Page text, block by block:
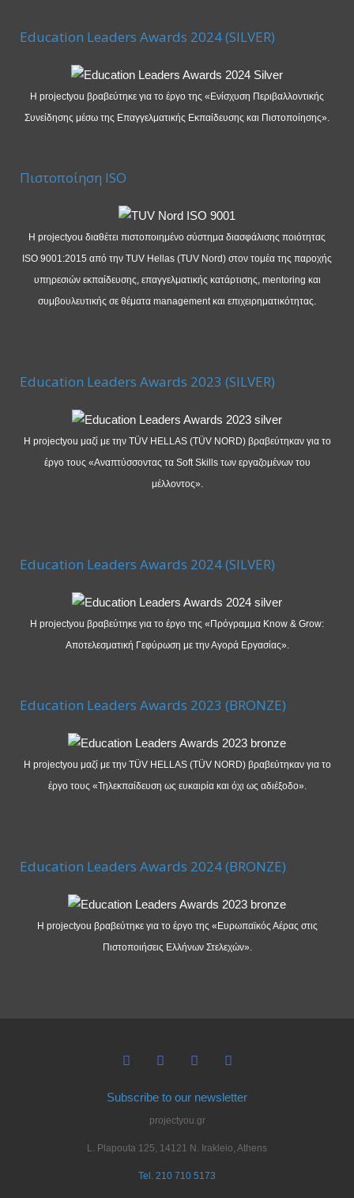
Education Leaders Awards 2024 (SILVER)
Η projectyou βραβεύτηκε για το έργο της «Ενίσχυση Περιβαλλοντικής
Συνείδησης μέσω της Επαγγελματικής Εκπαίδευσης και Πιστοποίησης».
Πιστοποίηση ISO
Η projectyou διαθέτει πιστοποιημένο σύστημα διασφάλισης ποιότητας
ISO 9001:2015 από την TUV Hellas (TUV Nord) στον τομέα της παροχής
υπηρεσιών εκπαίδευσης, επαγγελματικής κατάρτισης, mentoring και
συμβουλευτικής σε θέματα management και επιχειρηματικότητας.
Education Leaders Awards 2023 (SILVER)
Η projectyou μαζί με την TÜV HELLAS (TÜV NORD) βραβεύτηκαν για το
έργο τους «Αναπτύσσοντας τα Soft Skills των εργαζομένων του
μέλλοντος».
Education Leaders Awards 2024 (SILVER)
Η projectyou βραβεύτηκε για το έργο της «Πρόγραμμα Know & Grow:
Αποτελεσματική Γεφύρωση με την Αγορά Εργασίας».
Education Leaders Awards 2023 (BRONZE)
Η projectyou μαζί με την TÜV HELLAS (TÜV NORD) βραβεύτηκαν για το
έργο τους «Τηλεκπαίδευση ως ευκαιρία και όχι ως αδιέξοδο».
Education Leaders Awards 2024 (BRONZE)
Η projectyou βραβεύτηκε για το έργο της «Ευρωπαϊκός Αέρας στις
Πιστοποιήσεις Ελλήνων Στελεχών».
Subscribe to our newsletter
projectyou.gr
L. Plapouta 125, 14121 N. Irakleio, Athens
Tel. 210 710 5173